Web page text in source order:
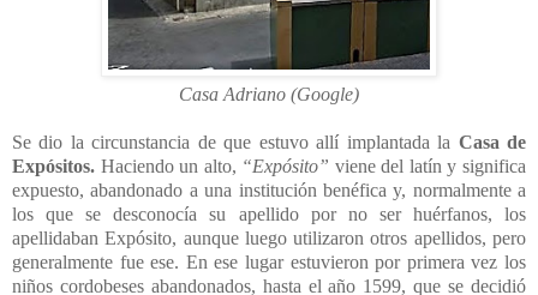
Casa Adriano (Google)
Se dio la circunstancia de que estuvo allí implantada la Casa de
Expósitos. Haciendo un alto, “Expósito” viene del latín y significa
expuesto, abandonado a una institución benéfica y, normalmente a
los que se desconocía su apellido por no ser huérfanos, los
apellidaban Expósito, aunque luego utilizaron otros apellidos, pero
generalmente fue ese. En ese lugar estuvieron por primera vez los
niños cordobeses abandonados, hasta el año 1599, que se decidió